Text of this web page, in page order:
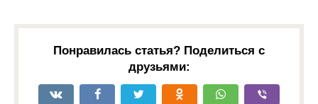
Понравилась статья? Поделиться с
друзьями: